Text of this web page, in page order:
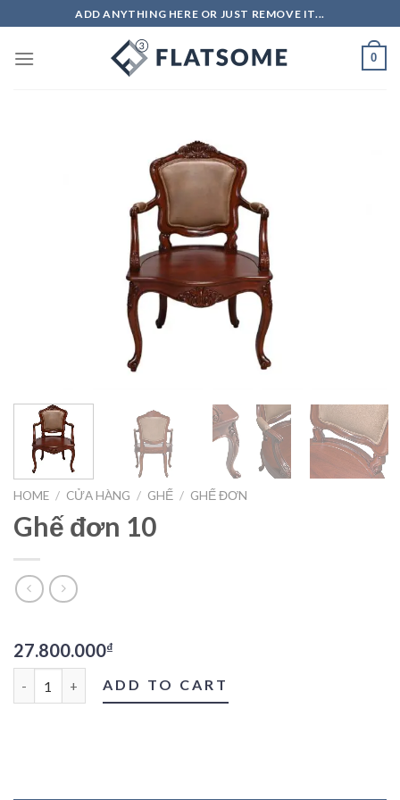
to
content
ADD ANYTHING HERE OR JUST REMOVE IT...
0
HOME / CỬA HÀNG / GHẾ / GHẾ ĐƠN
Ghế đơn 10
27.800.000₫
Ghế đơn 10 quantityADD TO CART